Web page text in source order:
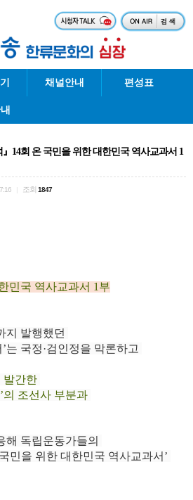
채널안내 편성표
』14회 온 국민을 위한 대한민국 역사교과서 1
조회 1847
민국 역사교과서 1부
지 발행했던
는 국정·검인정을 막론하고
발간한
의 조선사 부분과
해 독립운동가들의
민을 위한 대한민국 역사교과서’